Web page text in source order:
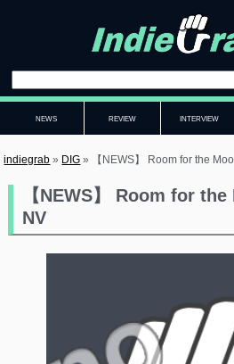
NEWS REVIEW INTERVIEW
indiegrab » DIG » 【NEWS】 Room for the
【NEWS】 Room for
NV